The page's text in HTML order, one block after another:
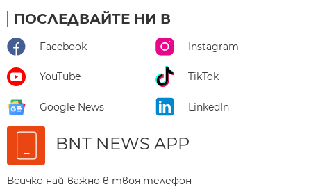
ПОСЛЕДВАЙТЕ НИ В
Facebook Instagram
YouTube TikTok
Google News LinkedIn
BNT NEWS APP
Всичко най-важно в твоя телефон